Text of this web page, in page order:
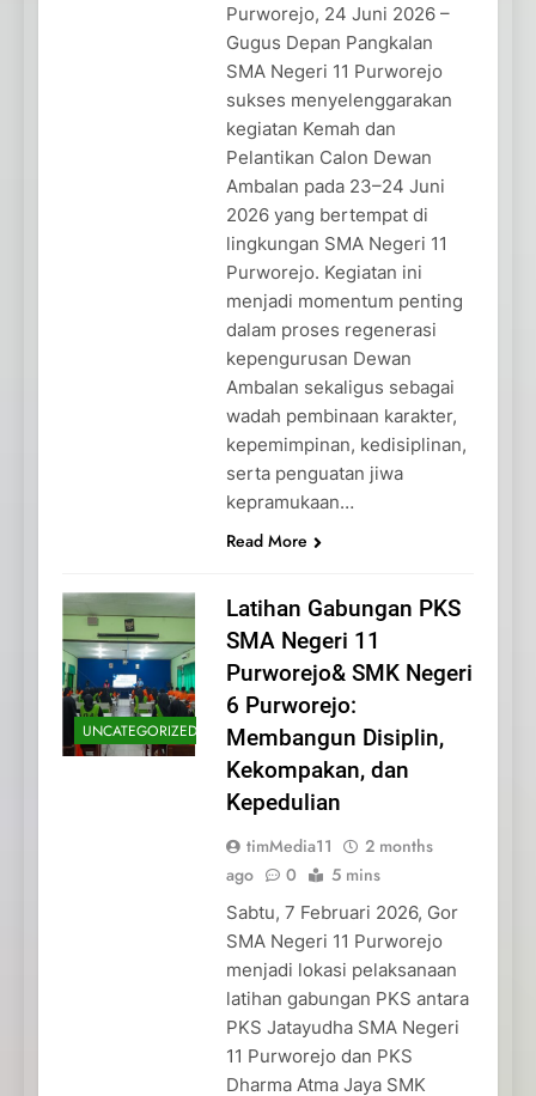
Purworejo, 24 Juni 2026 –
Gugus Depan Pangkalan
SMA Negeri 11 Purworejo
sukses menyelenggarakan
kegiatan Kemah dan
Pelantikan Calon Dewan
Ambalan pada 23–24 Juni
2026 yang bertempat di
lingkungan SMA Negeri 11
Purworejo. Kegiatan ini
menjadi momentum penting
dalam proses regenerasi
kepengurusan Dewan
Ambalan sekaligus sebagai
wadah pembinaan karakter,
kepemimpinan, kedisiplinan,
serta penguatan jiwa
kepramukaan…
Read More
UNCATEGORIZED
Latihan Gabungan PKS
SMA Negeri 11
Purworejo& SMK Negeri
6 Purworejo:
Membangun Disiplin,
Kekompakan, dan
Kepedulian
timMedia11
2 months
ago
0 5 mins
Sabtu, 7 Februari 2026, Gor
SMA Negeri 11 Purworejo
menjadi lokasi pelaksanaan
latihan gabungan PKS antara
PKS Jatayudha SMA Negeri
11 Purworejo dan PKS
Dharma Atma Jaya SMK